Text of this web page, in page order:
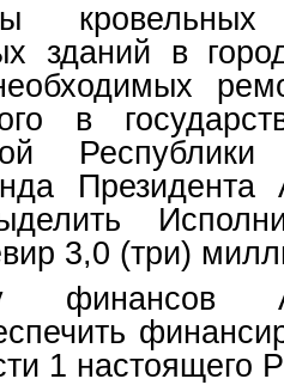
зданий в
в
Президента
3,0 (три)
финансов
1 настоящего